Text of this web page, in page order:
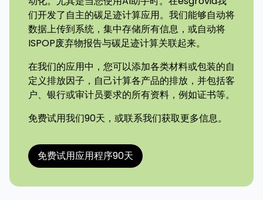
们开发了自主的碳足迹计算应用。我们能够自动将
数据上传到系统，集中存储所有信息，或自动将
ISPOP废弃物报告与碳足迹计算关联起来。
在我们的应用中，您可以添加各类材料或包装的自
定义排放因子，自己计算各产品的排放，并包括客
户、银行或审计员要求的所有资料，例如证书等。
免费试用我们90天，或联系我们获取更多信息。
免费试用应用程序90天